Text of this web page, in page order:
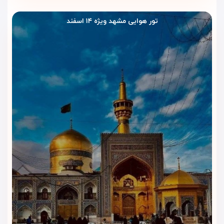
اهمیت زیادی دارد.
خدمات نظافت اتاق
خدمات نظافت به مرتب ماندن فضای اتاق کمک می‌کند و اقامت را
برای زائران دلپذیرتر می‌سازد. مهمانان بعد از زیارت یا خرید می‌توانند
به اتاقی تمیز و آماده برای استراحت برگردند.
لابی و فضای انتظار
لابی هتل ساوین مشهد فضایی مناسب برای انتظار، هماهنگی با
همراهان و استراحت کوتاه ایجاد می‌کند. این بخش برای زمان ورود،
خروج یا برگشت از حرم کاربردی است.
دسترسی مناسب به مسیرهای شهری
موقعیت هتل در محدوده خیابان امام رضا باعث می‌شود مهمانان
به تاکسی، فروشگاه‌ها، مسیرهای منتهی به حرم و خیابان‌های
تور هوایی مشهد ویژه ۱۴ اسفند